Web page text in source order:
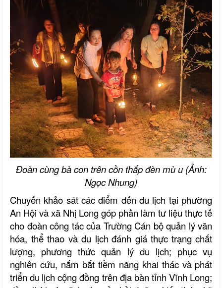
Đoàn cùng bà con trên cồn thắp đèn mù u (Ảnh:
Ngọc Nhung)
Chuyến khảo sát các điểm đếndu lịch tại phường
An Hội vàxã Nhị Longgóp phần làm tư liệu thực tế
cho đoàn công tác của Trường Cán bộ quản lý văn
hóa, thể thao và du lịch đánh giá thực trạng chất
lượng, phương thứcquản lý du lịch; phục vụ
nghiên cứu, nắm bắt tiềm năng khai thác và phát
triển du lịch cộng đồng trên địa bàn tỉnh Vĩnh Long;